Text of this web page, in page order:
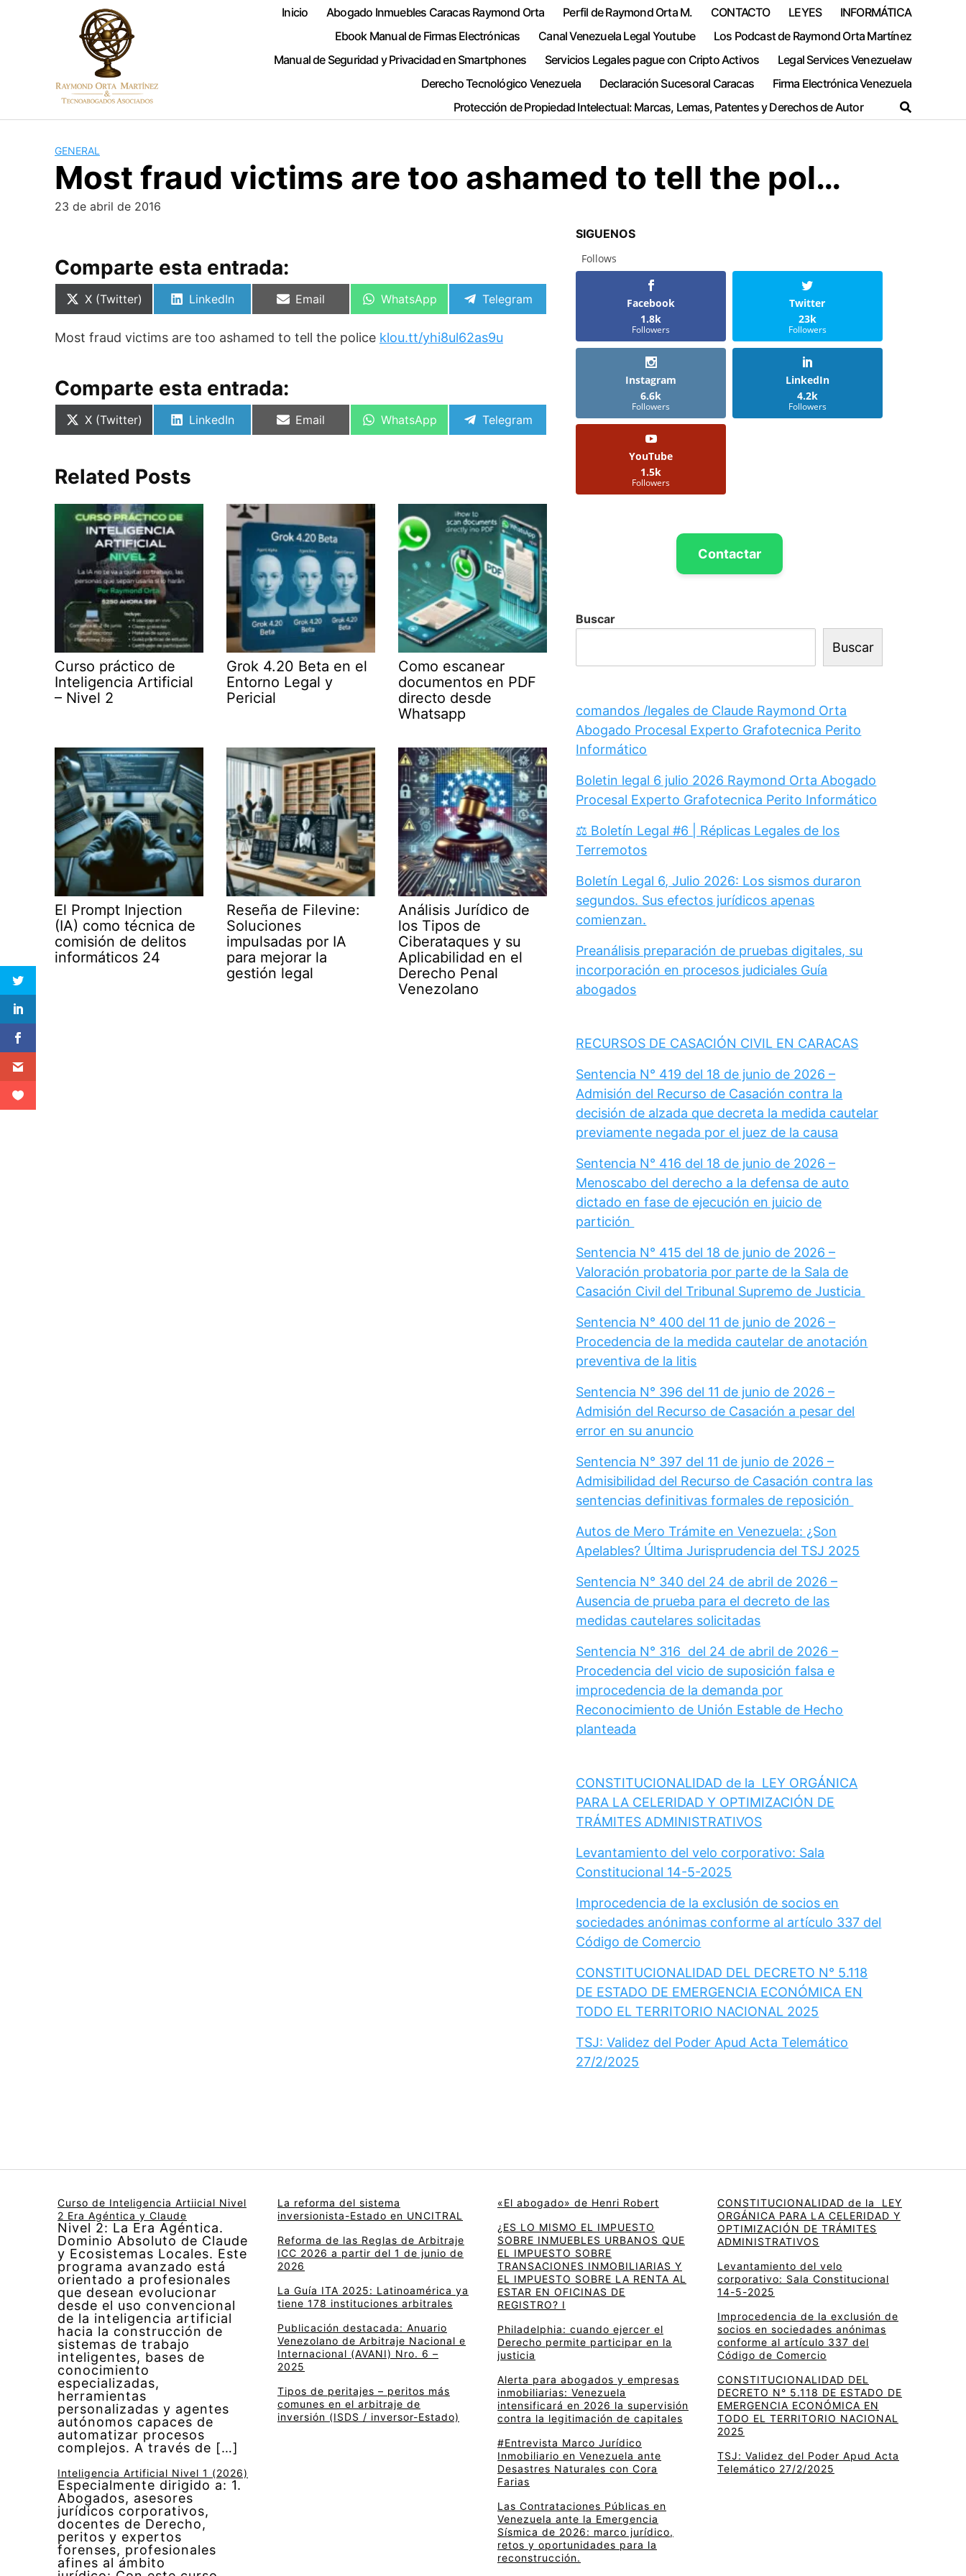
Inicio Abogado Inmuebles Caracas Raymond Orta Perfil de Raymond Orta M. CONTACTO LEYES
INFORMÁTICA
Ebook Manual de Firmas Electrónicas
Canal Venezuela Legal Youtube
Los Podcast de Raymond Orta Martínez
Manual de Seguridad y Privacidad en Smartphones
Servicios Legales pague con Cripto Activos
Legal Services Venezuelaw
Derecho Tecnológico Venezuela
Declaración Sucesoral Caracas
Firma Electrónica Venezuela
Protección de Propiedad Intelectual: Marcas, Lemas, Patentes y Derechos de Autor
GENERAL
Most fraud victims are too ashamed to tell the pol…
23 de abril de 2016
Comparte esta entrada:
Compartir
X (Twitter)
Compartir
LinkedIn
Compartir
Email
Compartir
WhatsApp
Compartir
Telegram
Most fraud victims are too ashamed to tell the police klou.tt/yhi8ul62as9u
Comparte esta entrada:
Compartir
X (Twitter)
Compartir
LinkedIn
Compartir
Email
Compartir
WhatsApp
Compartir
Telegram
Related Posts
Curso práctico de
Inteligencia Artificial
– Nivel 2
Grok 4.20 Beta en el
Entorno Legal y
Pericial
Como escanear
documentos en PDF
directo desde
Whatsapp
El Prompt Injection
(IA) como técnica de
comisión de delitos
informáticos 24
Reseña de Filevine:
Soluciones
impulsadas por IA
para mejorar la
gestión legal
Análisis Jurídico de
los Tipos de
Ciberataques y su
Aplicabilidad en el
Derecho Penal
Venezolano
SIGUENOS
Follows
Facebook
1.8k
Followers
Twitter
23k
Followers
Instagram
6.6k
Followers
LinkedIn
4.2k
Followers
YouTube
1.5k
Followers
Contactar
Buscar
Buscar
comandos /legales de Claude Raymond Orta
Abogado Procesal Experto Grafotecnica Perito
Informático
Boletin legal 6 julio 2026 Raymond Orta Abogado
Procesal Experto Grafotecnica Perito Informático
⚖️ Boletín Legal #6 | Réplicas Legales de los
Terremotos
Boletín Legal 6, Julio 2026: Los sismos duraron
segundos. Sus efectos jurídicos apenas
comienzan.
Preanálisis preparación de pruebas digitales, su
incorporación en procesos judiciales Guía
abogados
RECURSOS DE CASACIÓN CIVIL EN CARACAS
Sentencia N° 419 del 18 de junio de 2026 –
Admisión del Recurso de Casación contra la
decisión de alzada que decreta la medida cautelar
previamente negada por el juez de la causa
Sentencia N° 416 del 18 de junio de 2026 –
Menoscabo del derecho a la defensa de auto
dictado en fase de ejecución en juicio de
partición
Sentencia N° 415 del 18 de junio de 2026 –
Valoración probatoria por parte de la Sala de
Casación Civil del Tribunal Supremo de Justicia
Sentencia N° 400 del 11 de junio de 2026 –
Procedencia de la medida cautelar de anotación
preventiva de la litis
Sentencia N° 396 del 11 de junio de 2026 –
Admisión del Recurso de Casación a pesar del
error en su anuncio
Sentencia N° 397 del 11 de junio de 2026 –
Admisibilidad del Recurso de Casación contra las
sentencias definitivas formales de reposición
Autos de Mero Trámite en Venezuela: ¿Son
Apelables? Última Jurisprudencia del TSJ 2025
Sentencia N° 340 del 24 de abril de 2026 –
Ausencia de prueba para el decreto de las
medidas cautelares solicitadas
Sentencia N° 316 del 24 de abril de 2026 –
Procedencia del vicio de suposición falsa e
improcedencia de la demanda por
Reconocimiento de Unión Estable de Hecho
planteada
CONSTITUCIONALIDAD de la LEY ORGÁNICA
PARA LA CELERIDAD Y OPTIMIZACIÓN DE
TRÁMITES ADMINISTRATIVOS
Levantamiento del velo corporativo: Sala
Constitucional 14-5-2025
Improcedencia de la exclusión de socios en
sociedades anónimas conforme al artículo 337 del
Código de Comercio
CONSTITUCIONALIDAD DEL DECRETO N° 5.118
DE ESTADO DE EMERGENCIA ECONÓMICA EN
TODO EL TERRITORIO NACIONAL 2025
TSJ: Validez del Poder Apud Acta Telemático
27/2/2025
Curso de Inteligencia Artiicial Nivel
2 Era Agéntica y Claude
Nivel 2: La Era Agéntica.
Dominio Absoluto de Claude
y Ecosistemas Locales. Este
programa avanzado está
orientado a profesionales
que desean evolucionar
desde el uso convencional
de la inteligencia artificial
hacia la construcción de
sistemas de trabajo
inteligentes, bases de
conocimiento
especializadas,
herramientas
personalizadas y agentes
autónomos capaces de
automatizar procesos
complejos. A través de […]
Inteligencia Artificial Nivel 1 (2026)
Especialmente dirigido a: 1.
Abogados, asesores
jurídicos corporativos,
docentes de Derecho,
peritos y expertos
forenses, profesionales
afines al ámbito
La reforma del sistema
inversionista-Estado en UNCITRAL
Reforma de las Reglas de Arbitraje
ICC 2026 a partir del 1 de junio de
2026
La Guía ITA 2025: Latinoamérica ya
tiene 178 instituciones arbitrales
Publicación destacada: Anuario
Venezolano de Arbitraje Nacional e
Internacional (AVANI) Nro. 6 –
2025
Tipos de peritajes – peritos más
comunes en el arbitraje de
inversión (ISDS / inversor-Estado)
«El abogado» de Henri Robert
¿ES LO MISMO EL IMPUESTO
SOBRE INMUEBLES URBANOS QUE
EL IMPUESTO SOBRE
TRANSACIONES INMOBILIARIAS Y
EL IMPUESTO SOBRE LA RENTA AL
ESTAR EN OFICINAS DE
REGISTRO? I
Philadelphia: cuando ejercer el
Derecho permite participar en la
justicia
Alerta para abogados y empresas
inmobiliarias: Venezuela
intensificará en 2026 la supervisión
contra la legitimación de capitales
#Entrevista Marco Jurídico
Inmobiliario en Venezuela ante
Desastres Naturales con Cora
Farias
Las Contrataciones Públicas en
Venezuela ante la Emergencia
Sísmica de 2026: marco jurídico,
retos y oportunidades para la
reconstrucción.
CONSTITUCIONALIDAD de la LEY
ORGÁNICA PARA LA CELERIDAD Y
OPTIMIZACIÓN DE TRÁMITES
ADMINISTRATIVOS
Levantamiento del velo
corporativo: Sala Constitucional
14-5-2025
Improcedencia de la exclusión de
socios en sociedades anónimas
conforme al artículo 337 del
Código de Comercio
CONSTITUCIONALIDAD DEL
DECRETO N° 5.118 DE ESTADO DE
EMERGENCIA ECONÓMICA EN
TODO EL TERRITORIO NACIONAL
2025
TSJ: Validez del Poder Apud Acta
Telemático 27/2/2025